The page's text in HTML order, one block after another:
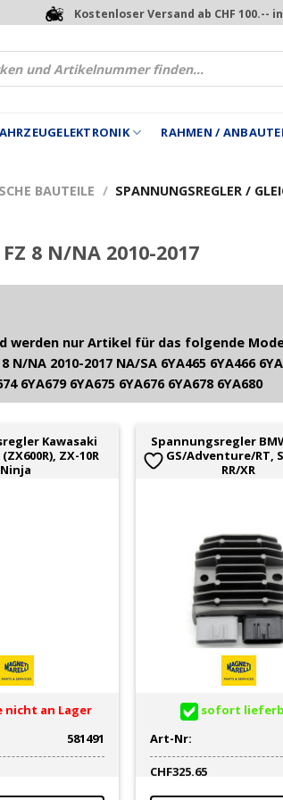
Kostenloser Versand ab CHF 100.--
RAHMEN /
BAUTEILE / SPANNUNGSREGLER /
8 N/NA 2010-2017
werden nur Artikel für das folgende
N/NA 2010-2017 NA/SA 6YA465 6YA466
6YA679 6YA675 6YA676 6YA678 6YA680
Kawasaki
ZX-10R
Ninja
nicht an Lager
581491
Spannungsregler
GS/Adventure/RT,
RR/XR
sofort
Art-Nr:
CHF325.65